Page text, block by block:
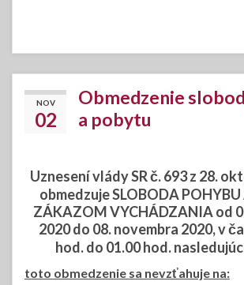
NOV
02
Obmedzenie
a pobytu
Uznesení vlády SR č. 693 z 28.
obmedzuje SLOBODA
ZÁKAZOM VYCHÁDZANIA od
2020 do 08. novembra 2020, v
hod. do 01.00 hod.
toto obmedzenie sa nevzťahuje na: